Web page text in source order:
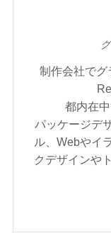
制作会社でグ
都内在
パッケージデ
ル、Webやイ
クデザインや